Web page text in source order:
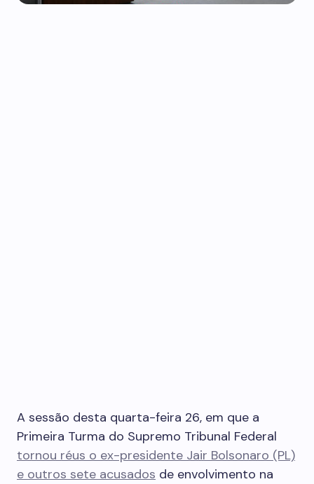
A sessão desta quarta-feira 26, em que a
Primeira Turma do Supremo Tribunal Federal
tornou réus o ex-presidente Jair Bolsonaro (PL)
e outros sete acusados de envolvimento na